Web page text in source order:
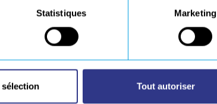
Statistiques Marketing
Tout autoriser
recrutement.